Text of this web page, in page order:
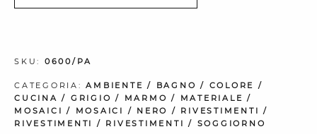
SKU: 0600/PA
CATEGORIA:AMBIENTE / BAGNO / COLORE
/
CUCINA / GRIGIO / MARMO / MATERIALE /
MOSAICI / MOSAICI / NERO / RIVESTIMENTI /
RIVESTIMENTI
/ RIVESTIMENTI / SOGGIORNO